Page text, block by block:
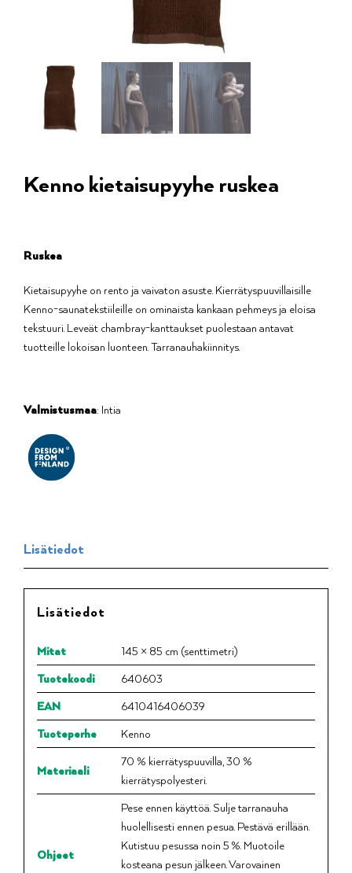
Kenno kietaisupyyhe ruskea
Ruskea
Kietaisupyyhe on rento ja vaivaton asuste. Kierrätyspuuvillaisille
Kenno-saunatekstiileille on ominaista kankaan pehmeys ja eloisa
tekstuuri. Leveät chambray-kanttaukset puolestaan antavat
tuotteille lokoisan luonteen. Tarranauhakiinnitys.
Valmistusmaa: Intia
Lisätiedot
Lisätiedot
Mitat
145 × 85 cm (senttimetri)
Tuotekoodi
640603
EAN
6410416406039
Tuoteperhe
Kenno
Materiaali
70 % kierrätyspuuvilla, 30 %
kierrätyspolyesteri.
Ohjeet
Pese ennen käyttöä. Sulje tarranauha
huolellisesti ennen pesua. Pestävä erillään.
Kutistuu pesussa noin 5 %. Muotoile
kosteana pesun jälkeen. Varovainen